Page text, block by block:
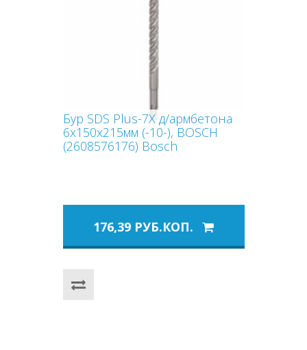
Бур SDS Plus-7X д/армбетона
6x150x215мм (-10-), BOSCH
(2608576176) Bosch
176,39 РУБ.КОП.